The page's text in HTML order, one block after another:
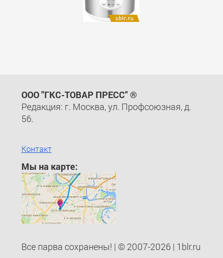
ООО "ГКС-ТОВАР ПРЕСС" ®
Редакция: г. Москва, ул. Профсоюзная, д.
56.
Контакт
Мы на карте:
Все парва сохранены! | © 2007-2026 | 1blr.ru